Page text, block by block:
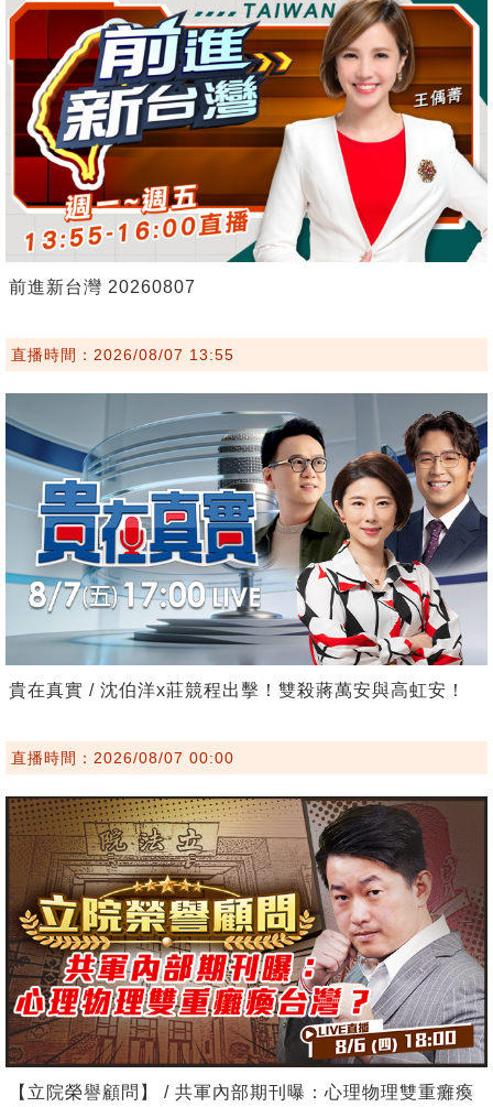
前進新台灣 20260807
直播時間：2026/08/07 13:55
貴在真實 / 沈伯洋x莊競程出擊！雙殺蔣萬安與高虹安！
直播時間：2026/08/07 00:00
【立院榮譽顧問】 / 共軍內部期刊曝：心理物理雙重癱瘓